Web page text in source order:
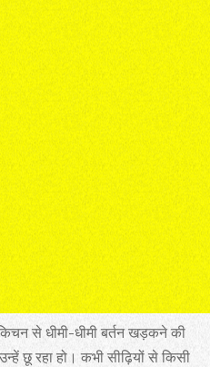
से धीमी-धीमी बर्तन खड़कने की
छू रहा हो। कभी सीढ़ियों से किसी